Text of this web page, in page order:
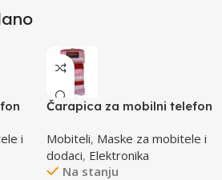
i
Čarapica za mobilni telefon
bijela 65x100mm
Mobiteli, Maske za mobitele i
dodaci, Elektronika
Na stanju